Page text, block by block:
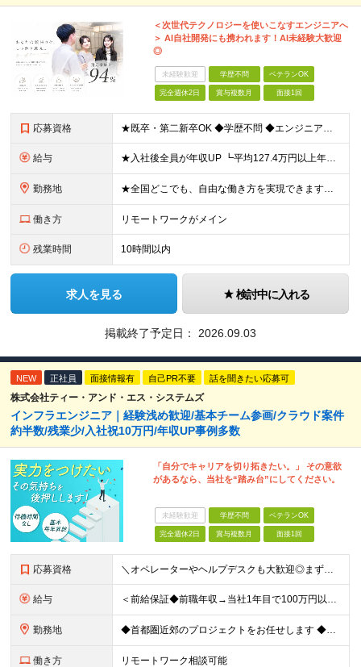
＜次世代テクノロジーを使いこなすエンジニアへ
＞ AI自社開発にも携われます！AI未経験大歓迎
◎
未経験歓迎 学歴不問 ベテランOK
完全週休2日 賞与複数月 面接1回
応募資格 ★既卒・第二新卒OK ◆学歴不問 ◆エンジニアとしての何かしらの実務経験が1年以上ある方 ※AI未経験者大歓迎 ★意欲重視の採用です！ 「経歴に自信がない」という方も、"今後挑戦したいこと""スキル
給与 ★入社後全員が年収UP ┗平均127.4万円以上年収UP！ ┗最大390万円UPの実績もあり 月給35万円～100万円＋決算賞与＋各種手当 【 給与イメージ 】 ■経験1年以上…月給35万円～＋決
勤務地 ★全国どこでも、自由な働き方を実現できます！ 全国のプロジェクト先やフルリモート環境での勤務も可能です。 ＼自由度の高い働き方、叶えます／ □フルリモートで働きたい □ハイブリットに働きたい □家庭
働き方 リモートワークがメイン
残業時間 10時間以内
求人を見る 検討中に入れる
掲載終了予定日： 2026.09.03
NEW 正社員 面接情報有 自己PR不要 話を聞きたい応募可
株式会社ティー・アンド・エス・システムズ
インフラエンジニア｜経験浅め歓迎/基本チーム参画/クラウド案件
約半数/残業少/入社祝10万円/年収UP事例多数
「自分でキャリアを切り拓きたい。」 その意欲
があるなら、当社を“踏み台”にしてください。
未経験歓迎 学歴不問 ベテランOK
完全週休2日 賞与複数月 面接1回
応募資格 ＼オペレーターやヘルプデスクも大歓迎◎まずはご応募ください／ ◆学歴不問 ◆IT業界での勤務経験がある方（職種・年数不問） ┗例：オペレーター、ヘルプデスク、開発からインフラ領域へのシフト、スク
給与 ＜前給保証◆前職年収→当社1年目で100万円以上アップ実績あり◆基本的に全員毎年昇給＞ 月給45万円（固定残業代：30時間分/85,470円）※PM/PL/PMO経験2年以上 月給36万円（固定残業
勤務地 ◆首都圏近郊のプロジェクトをお任せします ◆転勤なし ◆自社オフィスで働ける案件もございます 【本社】 東京都中央区日本橋小伝馬町1-1 日本橋末広ビル6階 ※変更の範囲：上記を除く当社関連勤務地
働き方 リモートワーク相談可能